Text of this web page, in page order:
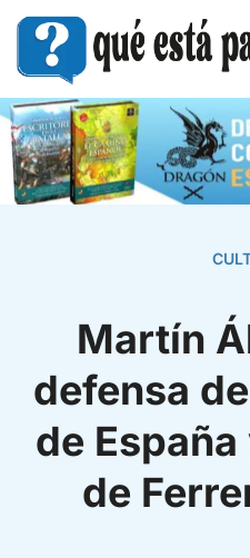
Martín
defensa
de
de